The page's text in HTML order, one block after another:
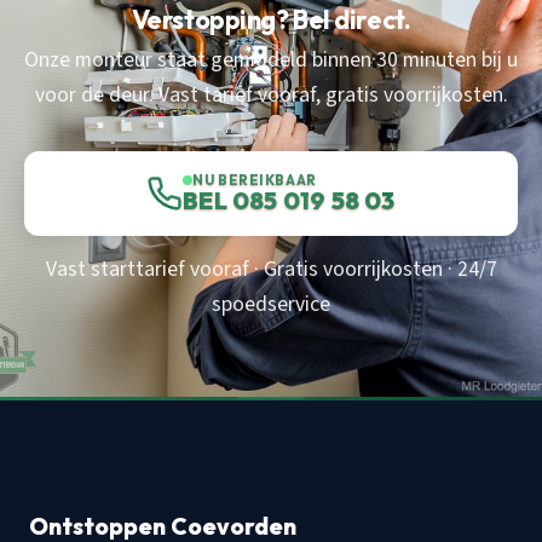
Verstopping? Bel direct.
Onze monteur staat gemiddeld binnen 30 minuten bij u
voor de deur. Vast tarief vooraf, gratis voorrijkosten.
NU BEREIKBAAR
BEL 085 019 58 03
Vast starttarief vooraf · Gratis voorrijkosten · 24/7
spoedservice
Ontstoppen Coevorden